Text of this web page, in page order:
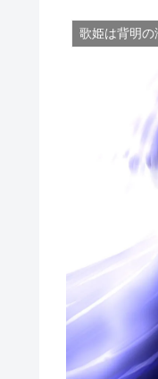
歌姫は背明の